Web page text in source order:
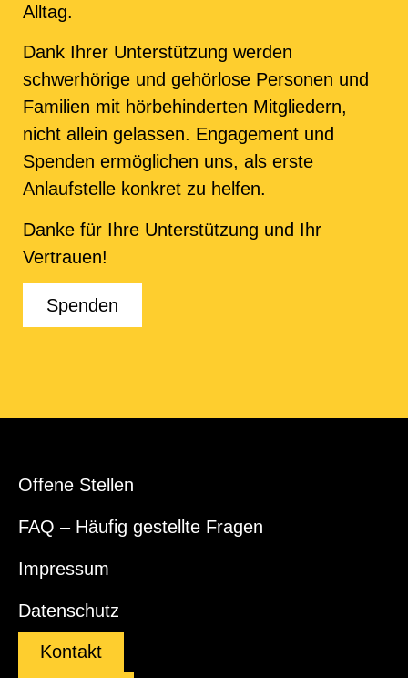
Alltag.
Dank Ihrer Unterstützung werden
schwerhörige und gehörlose Personen und
Familien mit hörbehinderten Mitgliedern,
nicht allein gelassen. Engagement und
Spenden ermöglichen uns, als erste
Anlaufstelle konkret zu helfen.
Danke für Ihre Unterstützung und Ihr
Vertrauen!
Spenden
Offene Stellen
FAQ – Häufig gestellte Fragen
Impressum
Datenschutz
Kontakt